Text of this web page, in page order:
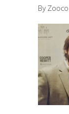
By Zooco